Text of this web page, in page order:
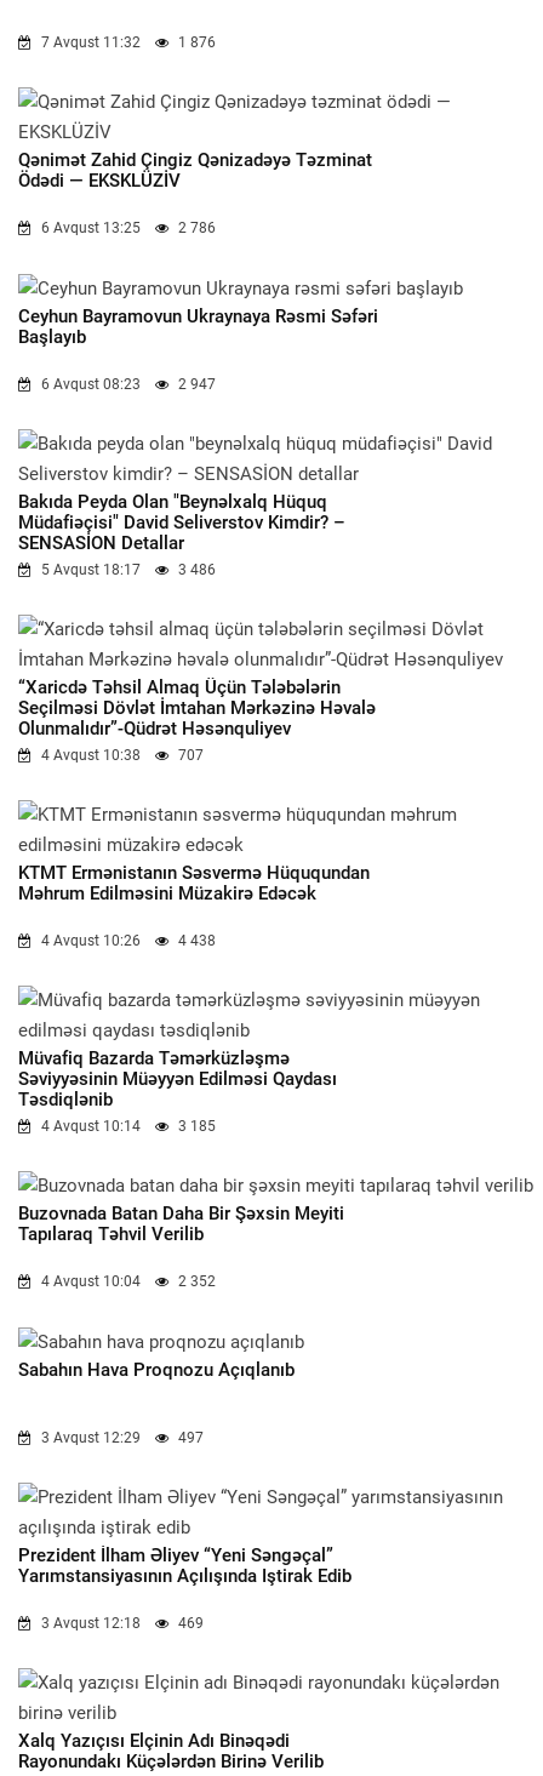
7 Avqust 11:32 1 876
Qənimət Zahid Çingiz Qənizadəyə Təzminat
Ödədi — EKSKLÜZİV
6 Avqust 13:25 2 786
Ceyhun Bayramovun Ukraynaya Rəsmi Səfəri
Başlayıb
6 Avqust 08:23 2 947
Bakıda Peyda Olan "beynəlxalq Hüquq
Müdafiəçisi" David Seliverstov Kimdir? –
SENSASİON Detallar
5 Avqust 18:17 3 486
“Xaricdə Təhsil Almaq Üçün Tələbələrin
Seçilməsi Dövlət İmtahan Mərkəzinə Həvalə
Olunmalıdır”-Qüdrət Həsənquliyev
4 Avqust 10:38 707
KTMT Ermənistanın Səsvermə Hüququndan
Məhrum Edilməsini Müzakirə Edəcək
4 Avqust 10:26 4 438
Müvafiq Bazarda Təmərküzləşmə
Səviyyəsinin Müəyyən Edilməsi Qaydası
Təsdiqlənib
4 Avqust 10:14 3 185
Buzovnada Batan Daha Bir Şəxsin Meyiti
Tapılaraq Təhvil Verilib
4 Avqust 10:04 2 352
Sabahın Hava Proqnozu Açıqlanıb
3 Avqust 12:29 497
Prezident İlham Əliyev “Yeni Səngəçal”
Yarımstansiyasının Açılışında Iştirak Edib
3 Avqust 12:18 469
Xalq Yazıçısı Elçinin Adı Binəqədi
Rayonundakı Küçələrdən Birinə Verilib